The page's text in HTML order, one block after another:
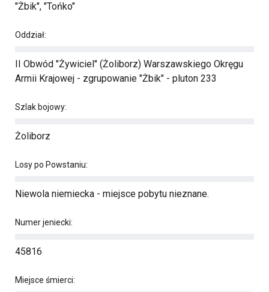
"Żbik", "Tońko"
Oddział:
II Obwód "Żywiciel" (Żoliborz) Warszawskiego Okręgu
Armii Krajowej - zgrupowanie "Żbik" - pluton 233
Szlak bojowy:
Żoliborz
Losy po Powstaniu:
Niewola niemiecka - miejsce pobytu nieznane.
Numer jeniecki:
45816
Miejsce śmierci: